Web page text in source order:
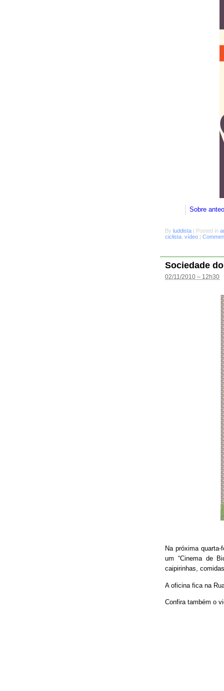
Sobre
By luddista Posted in
ciclista vídeo
Sociedade
02/11/2010 – 12h30
Na próxima
um “Cinema de
caipirinhas,
A oficina fica na
Confira também o